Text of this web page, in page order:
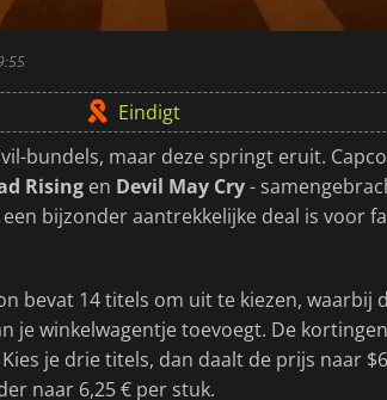
Eindigt
bundels, maar deze springt eruit.
Rising en Devil May Cry-
bijzonder aantrekkelijke deal is voor
bevat 14 titels om uit te kiezen, waarbij
je winkelwagentje toevoegt. De
je drie titels, dan daalt de prijs naar
naar 6,25 € per stuk.